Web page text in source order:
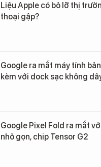
Liệu Apple có bỏ lỡ thị
thoại gập?
Google ra mắt máy tính
kèm với dock sạc không
Google Pixel Fold ra mắt
nhỏ gọn, chip Tensor G2